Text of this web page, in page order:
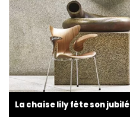
La chaise lily fête son jubilé